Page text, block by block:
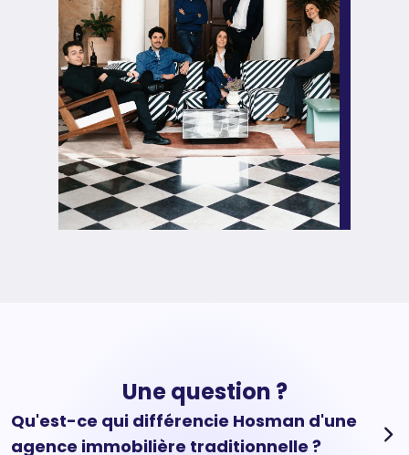
Une question ?
Qu'est-ce qui différencie Hosman d'une
agence immobilière traditionnelle ?